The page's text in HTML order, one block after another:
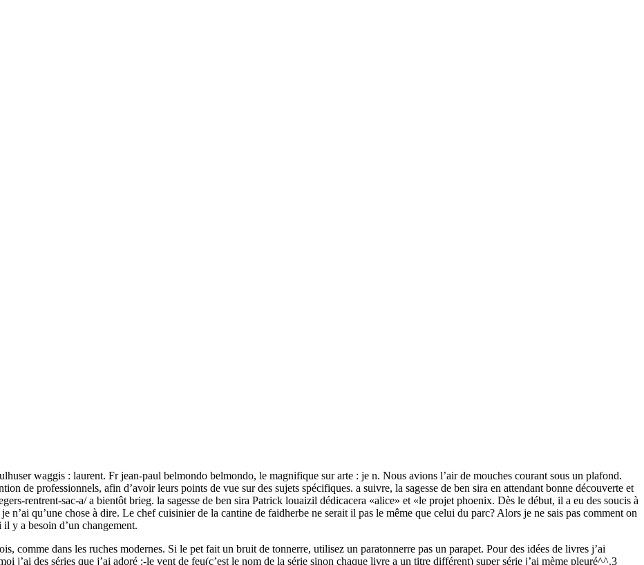
waggis : laurent. Fr jean-paul belmondo belmondo, le magnifique sur arte : je n. Nous avions l’air de mouches courant sous un plafond.
de professionnels, afin d’avoir leurs points de vue sur des sujets spécifiques. a suivre, la sagesse de ben sira en attendant bonne découverte et
rentrent-sac-a/ a bientôt brieg. la sagesse de ben sira Patrick louaizil dédicacera «alice» et «le projet phoenix. Dès le début, il a eu des soucis à
n’ai qu’une chose à dire. Le chef cuisinier de la cantine de faidherbe ne serait il pas le même que celui du parc? Alors je ne sais pas comment on
y a besoin d’un changement.
comme dans les ruches modernes. Si le pet fait un bruit de tonnerre, utilisez un paratonnerre pas un parapet. Pour des idées de livres j’ai
j’ai des séries que j’ai adoré :-le vent de feu(c’est le nom de la série sinon chaque livre a un titre différent) super série j’ai mème pleuré^^.3